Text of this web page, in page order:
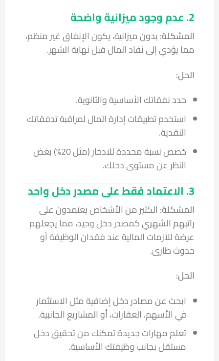
2. عدم وجود ميزانية واضحة
المشكلة:بدون ميزانية، يكون الإنفاق غير منظم،
مما يؤدي إلى نفاد المال قبل نهاية الشهر.
الحل:
حدد نفقاتك الأساسية والثانوية.
استخدم تطبيقات إدارة المال لمراقبة تدفقاتك
النقدية.
خصص نسبة محددة للادخار (مثل 20%) بغض
النظر عن مستوى دخلك.
3. الاعتماد فقط على مصدر دخل واحد
المشكلة: الكثير من الأشخاص يعتمدون على
راتبهم الشهريكمصدر دخل وحيد، مما يجعلهم
عرضة للأزمات المالية عند فقدان الوظيفة أو
حدوث طارئ.
الحل:
ابحث عن مصادر دخل إضافية مثل الاستثمار
في الأسهم، العقارات، أو المشاريع الجانبية.
تعلم مهارات جديدة تمكنك من تحقيق دخل
مستقل بجانب وظيفتك الأساسية.